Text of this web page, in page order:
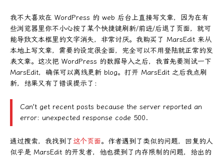
我不大喜欢在 WordPress 的 web 后台上直接写文章，因为在有
些浏览器里你不小心按了某个快捷键刷新/前进/后退了页面，就可
能导致文本框里的文字消失，非常讨厌。我购买了 MarsEdit 来从
本地上写文章，需要的设定很全面，完全可以不用登陆就正常的发
表文章。这次把 WordPress 的数据导入之后，我首先要测试一下
MarsEdit，确保可以离线更新 blog。打开 MarsEdit 之后我点刷
新，结果又有了错误提示了：
Can’t get recent posts because the server reported an
error: unexpected response code 500.
通过搜索，我找到了 这个页面。作者遇到了类似的问题，回复的人
似乎是 MarsEdit 的开发者，他也提到了内存限制的问题，给出的